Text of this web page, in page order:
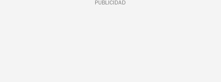
PUBLICIDAD